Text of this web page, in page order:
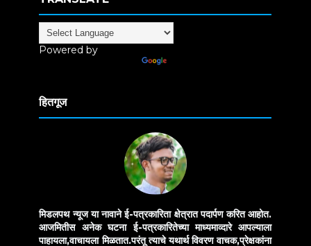
Powered by
हितगूज
मिडलपथ न्यूज या नावाने ई-पत्रकारिता क्षेत्रात पदार्पण करित आहोत.
आजमितीस अनेक घटना ई-पत्रकारितेच्या माध्यमाव्दारे आपल्याला
पाहायला,वाचायला मिळतात.परंतू त्याचे यथार्थ विवरण वाचक,प्रेक्षकांना